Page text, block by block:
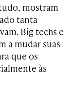
mostram
tanta
Big techs e
a mudar suas
que os
às